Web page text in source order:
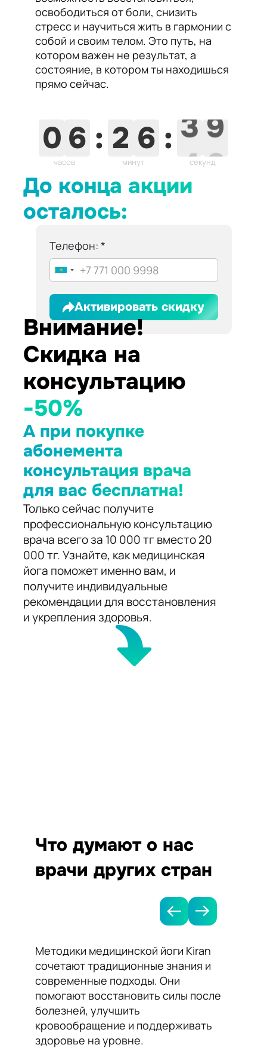
освободиться от боли, снизить
стресс и научиться жить в гармонии с
собой и своим телом. Это путь, на
котором важен не результат, а
состояние, в котором ты находишься
прямо сейчас.
0 6 :
часов
2 6 :
минут
3
9
8
секунд
До конца акции
осталось:
Телефон:
Активировать скидку
Внимание!
Скидка на
консультацию
-50%
А при покупке
абонемента
консультация врача
для вас бесплатна!
Только сейчас получите
профессиональную консультацию
врача всего за 10 000 тг вместо 20
000 тг. Узнайте, как медицинская
йога поможет именно вам, и
получите индивидуальные
рекомендации для восстановления
и укрепления здоровья.
Что думают о нас
врачи других стран
Методики медицинской йоги Kiran
сочетают традиционные знания и
современные подходы. Они
помогают восстановить силы после
болезней, улучшить
кровообращение и поддерживать
здоровье на уровне.